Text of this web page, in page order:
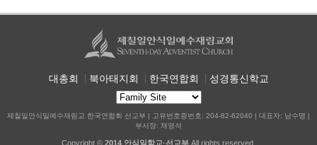
대총회 북아태지회 한국연합회 성경통신학교
제칠일안식일예수재림교 한국연합회 선교부 | 고유번호증번호: 204-82-62040 | 대표자: 남수명 |
부서장: 채영석
Copyright © 2014 안식일학교·선교부 All rights reserved.